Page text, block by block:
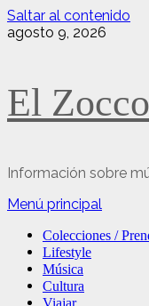
Saltar al contenido
agosto 9, 2026
El Zocco
Información sobre
Menú principal
Colecciones /
Lifestyle
Música
Cultura
Viajar